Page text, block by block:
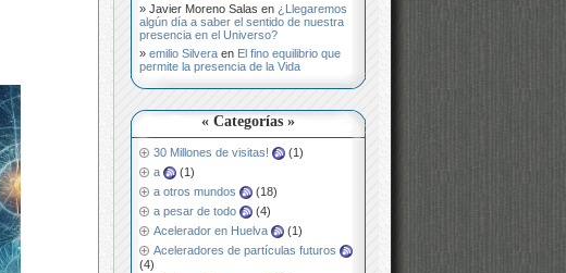
Javier Moreno Salas en ¿Llegaremos
algún día a saber el sentido de nuestra
presencia en el Universo?
emilio Silvera en El fino equilibrio que
permite la presencia de la Vida
« Categorías »
30 Millones de visitas!
(1)
a
(1)
a otros mundos
(18)
a pesar de todo
(4)
Acelerador en Huelva
(1)
Aceleradores de partículas futuros
(4)